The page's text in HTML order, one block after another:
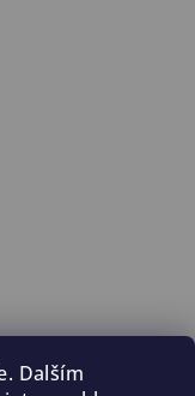
Dalším